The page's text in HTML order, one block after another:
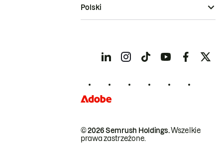
© 2026 Semrush Holdings.Wszelkie
prawa zastrzeżone.
Polski